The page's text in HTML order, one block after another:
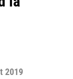
2019